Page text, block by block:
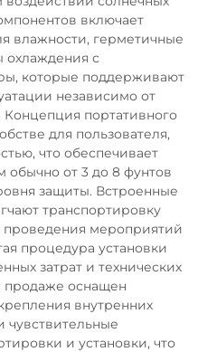
включает
влажности, герметичные
охлаждения с
которые поддерживают
независимо от
портативного
для пользователя,
что обеспечивает
обычно от 3 до 8 фунтов
защиты. Встроенные
транспортировку
мероприятий
процедура установки
затрат и технических
продаже оснащен
внутренних
и установки, что